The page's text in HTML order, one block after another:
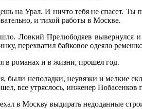
на Урал. И ничто тебя не спасет. Ты
и тихой работы в Москве.
Ловкий Прелюбодяев вывернулся и
перехватил байковое одеяло
в романах и в жизни, прошел год.
были неполадки, неувязки и мелкие
все утряслось, инженер Побасенков
в Москву выдирать недоданные